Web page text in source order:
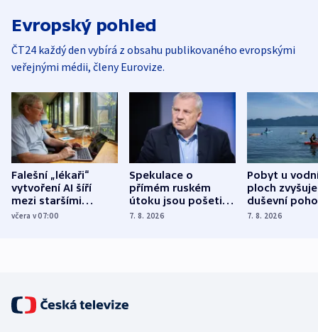
Evropský pohled
ČT24 každý den vybírá z obsahu publikovaného evropskými
veřejnými médii, členy Eurovize.
Falešní „lékaři“
vytvoření AI šíří
mezi staršími
Poláky nebezpečné
včera v 07:00
Spekulace o
přímém ruském
útoku jsou pošetilé,
míní estonský
7. 8. 2026
Pobyt u
ploch zvyšuje
duševní
ukázala
7. 8. 2026